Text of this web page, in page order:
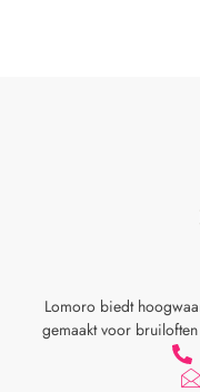
Lomoro biedt
gemaakt voor